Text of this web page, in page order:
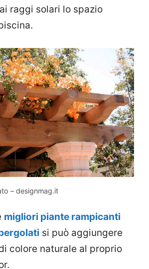
raggi solari lo spazio
– designmag.it
migliori piante rampicanti
si può aggiungere
colore naturale al proprio